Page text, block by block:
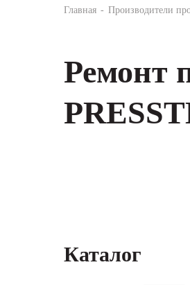
Главная Производители
Ремонт
Каталог